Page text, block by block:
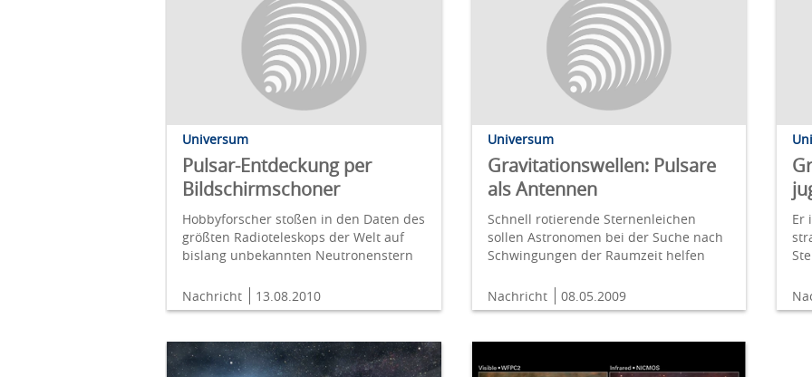
Universum
Pulsar-Entdeckung per
Bildschirmschoner
Hobbyforscher stoßen in den Daten des
größten Radioteleskops der Welt auf
bislang unbekannten Neutronenstern
Nachricht 13.08.2010
Universum
Gravitationswellen: Pulsare
als Antennen
Schnell rotierende Sternenleichen
sollen Astronomen bei der Suche nach
Schwingungen der Raumzeit helfen
Nachricht 08.05.2009
Er